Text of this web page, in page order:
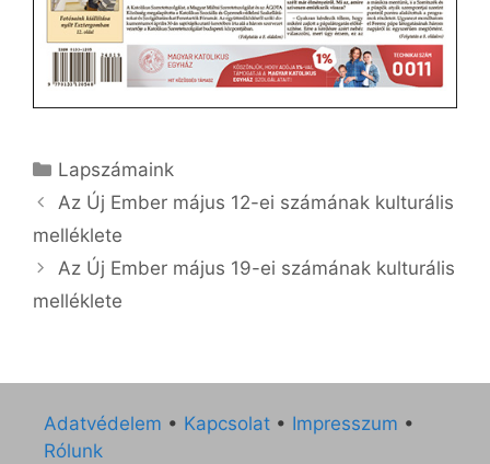
Kategória
Lapszámaink
Az Új Ember május 12-ei számának kulturális
melléklete
Az Új Ember május 19-ei számának kulturális
melléklete
Adatvédelem • Kapcsolat • Impresszum •
Rólunk